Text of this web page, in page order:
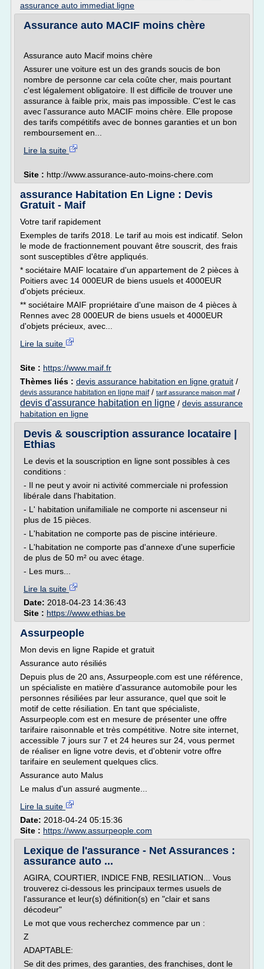
assurance auto immediat ligne
Assurance auto MACIF moins chère
Assurance auto Macif moins chère
Assurer une voiture est un des grands soucis de bon
nombre de personne car cela coûte cher, mais pourtant
c'est légalement obligatoire. Il est difficile de trouver une
assurance à faible prix, mais pas impossible. C'est le cas
avec l'assurance auto MACIF moins chère. Elle propose
des tarifs compétitifs avec de bonnes garanties et un bon
remboursement en...
Lire la suite
Site : http://www.assurance-auto-moins-chere.com
assurance Habitation En Ligne : Devis
Gratuit - Maif
Votre tarif rapidement
Exemples de tarifs 2018. Le tarif au mois est indicatif. Selon
le mode de fractionnement pouvant être souscrit, des frais
sont susceptibles d'être appliqués.
* sociétaire MAIF locataire d'un appartement de 2 pièces à
Poitiers avec 14 000EUR de biens usuels et 4000EUR
d'objets précieux.
** sociétaire MAIF propriétaire d'une maison de 4 pièces à
Rennes avec 28 000EUR de biens usuels et 4000EUR
d'objets précieux, avec...
Lire la suite
Site : https://www.maif.fr
Thèmes liés : devis assurance habitation en ligne gratuit /
devis assurance habitation en ligne maif/ tarif assurance maison maif /
devis d'assurance habitation en ligne / devis assurance
habitation en ligne
Devis & souscription assurance locataire |
Ethias
Le devis et la souscription en ligne sont possibles à ces
conditions :
- Il ne peut y avoir ni activité commerciale ni profession
libérale dans l'habitation.
- L' habitation unifamiliale ne comporte ni ascenseur ni
plus de 15 pièces.
- L'habitation ne comporte pas de piscine intérieure.
- L'habitation ne comporte pas d'annexe d'une superficie
de plus de 50 m² ou avec étage.
- Les murs...
Lire la suite
Date: 2018-04-23 14:36:43
Site : https://www.ethias.be
Assurpeople
Mon devis en ligne Rapide et gratuit
Assurance auto résiliés
Depuis plus de 20 ans, Assurpeople.com est une référence,
un spécialiste en matière d'assurance automobile pour les
personnes résiliées par leur assurance, quel que soit le
motif de cette résiliation. En tant que spécialiste,
Assurpeople.com est en mesure de présenter une offre
tarifaire raisonnable et très compétitive. Notre site internet,
accessible 7 jours sur 7 et 24 heures sur 24, vous permet
de réaliser en ligne votre devis, et d'obtenir votre offre
tarifaire en seulement quelques clics.
Assurance auto Malus
Le malus d'un assuré augmente...
Lire la suite
Date: 2018-04-24 05:15:36
Site : https://www.assurpeople.com
Lexique de l'assurance - Net Assurances :
assurance auto ...
AGIRA, COURTIER, INDICE FNB, RESILIATION... Vous
trouverez ci-dessous les principaux termes usuels de
l'assurance et leur(s) définition(s) en "clair et sans
décodeur"
Le mot que vous recherchez commence par un :
Z
ADAPTABLE:
Se dit des primes, des garanties, des franchises, dont le